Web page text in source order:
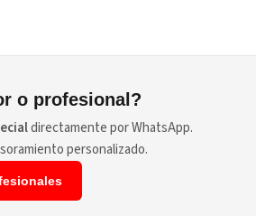
o profesional?
directamente por WhatsApp.
personalizado.